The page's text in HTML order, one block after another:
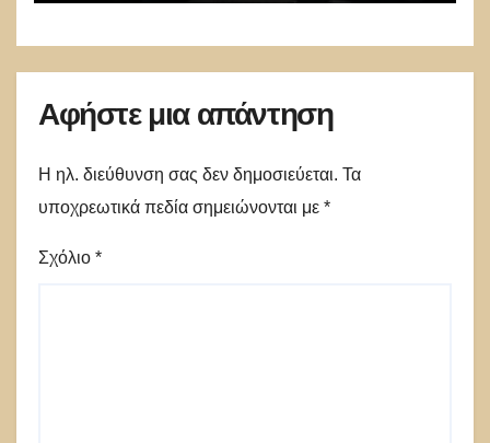
Αφήστε μια απάντηση
Η ηλ. διεύθυνση σας δεν δημοσιεύεται. Τα
υποχρεωτικά πεδία σημειώνονται με *
Σχόλιο *